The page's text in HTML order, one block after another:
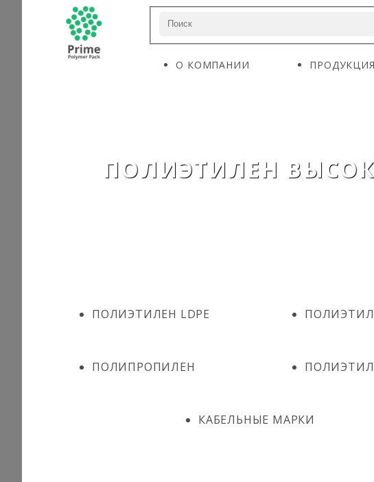
О КОМПАНИИ ПРОДУКЦИЯ
ПОЛИЭТИЛЕН
ПОЛИЭТИЛЕН LDPE
ПОЛИПРОПИЛЕН
КАБЕЛЬНЫЕ МАРКИ